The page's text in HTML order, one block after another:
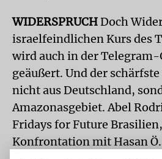
WIDERSPRUCHDoch
israelfeindlichen Kurs des
wird auch in der Telegram-
geäußert. Und der
nicht aus Deutschland,
Amazonasgebiet. Abel
Fridays for Future
Konfrontation mit Hasan